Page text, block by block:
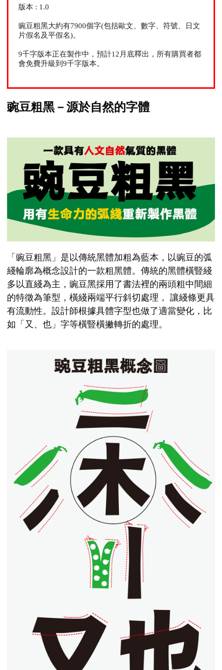
版本 : 1.0
豌豆粗黑大約有7900個字(包括歐文、數字、符號、日文
片假名及平假名)。
9千字版本正在製作中，預計12月底釋出，所有購買者都
會免費升級到9千字版本。
豌豆粗黑－源於自然的字體
「豌豆粗黑」是以傳統黑體加粗為藍本，以豌豆的弧
綫輪廓為概念設計的一款粗黑體。傳統的黑體橫豎綫
多以直綫為主，豌豆黑採用了書法裡的兩頭粗中間細
的特徵為筆型，橫綫兩端平行斜切處理， 讓綫條更具
有流動性。設計師根據具體字型也做了適當變化，比
如「又、也」字等橫豎橫撇轉折的處理。